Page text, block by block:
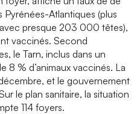
Atlantiques (plus
presque 203 000 têtes),
vaccinés. Second
le Tarn, inclus dans un
8 % d’animaux vaccinés. La
et le gouvernement
le plan sanitaire, la situation
114 foyers.